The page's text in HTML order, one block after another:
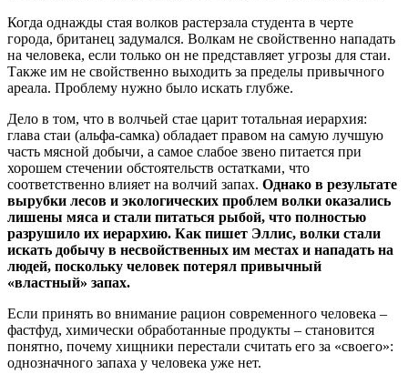
Когда однажды стая волков растерзала студента в черте
города, британец задумался. Волкам не свойственно нападать
на человека, если только он не представляет угрозы для стаи.
Также им не свойственно выходить за пределы привычного
ареала. Проблему нужно было искать глубже.
Дело в том, что в волчьей стае царит тотальная иерархия:
глава стаи (альфа-самка) обладает правом на самую лучшую
часть мясной добычи, а самое слабое звено питается при
хорошем стечении обстоятельств остатками, что
соответственно влияет на волчий запах. Однако в результате
вырубки лесов и экологических проблем волки оказались
лишены мяса и стали питаться рыбой, что полностью
разрушило их иерархию. Как пишет Эллис, волки стали
искать добычу в несвойственных им местах и нападать на
людей, поскольку человек потерял привычный
«властный» запах.
Если принять во внимание рацион современного человека –
фастфуд, химически обработанные продукты – становится
понятно, почему хищники перестали считать его за «своего»:
однозначного запаха у человека уже нет.